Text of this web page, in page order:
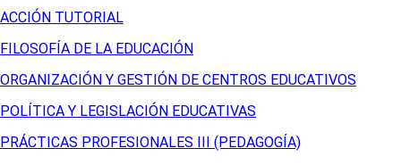
ACCIÓN TUTORIAL
FILOSOFÍA DE LA EDUCACIÓN
ORGANIZACIÓN Y GESTIÓN DE CENTROS EDUCATIVOS
POLÍTICA Y LEGISLACIÓN EDUCATIVAS
PRÁCTICAS PROFESIONALES III (PEDAGOGÍA)